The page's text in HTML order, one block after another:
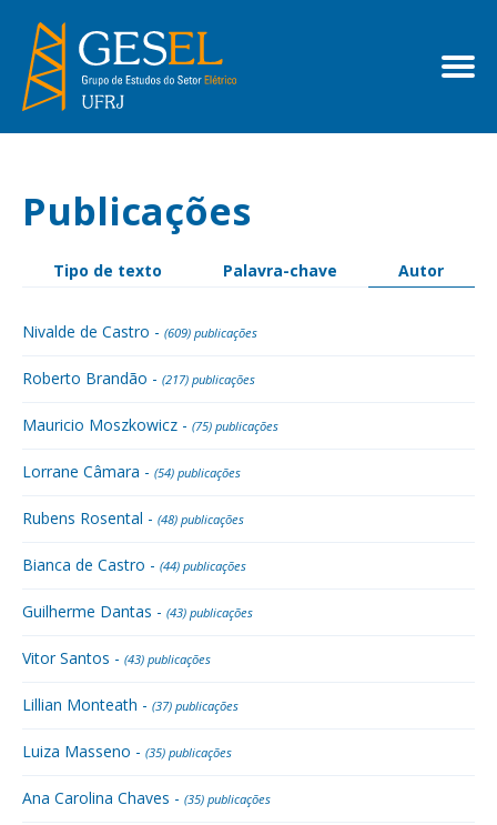
Publicações
Tipo de texto Palavra-chave Autor
Nivalde de Castro - (609) publicações
Roberto Brandão - (217) publicações
Mauricio Moszkowicz - (75) publicações
Lorrane Câmara - (54) publicações
Rubens Rosental - (48) publicações
Bianca de Castro - (44) publicações
Guilherme Dantas - (43) publicações
Vitor Santos - (43) publicações
Lillian Monteath - (37) publicações
Luiza Masseno - (35) publicações
Ana Carolina Chaves - (35) publicações